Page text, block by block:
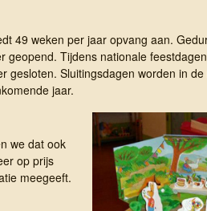
49 weken per jaar opvang aan.
geopend. Tijdens nationale
gesloten. Sluitingsdagen worden in
jaar.
we dat ook
op prijs
meegeeft.